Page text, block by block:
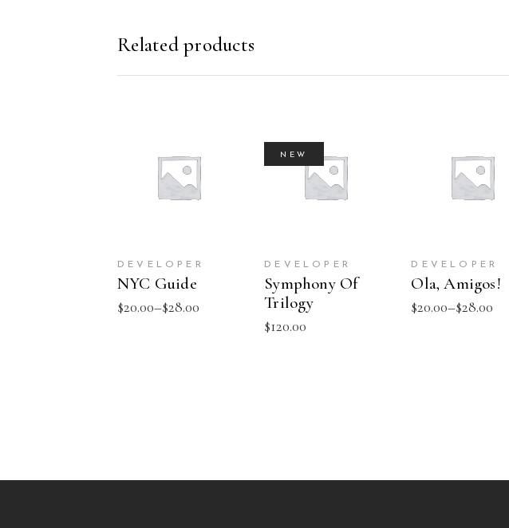
Related products
SELECT
OPTIONS
DEVELOPER
NYC Guide
$20.00–$28.00
NEW
ADD TO CART
DEVELOPER
Symphony Of
Trilogy
$120.00
SELECT
OPTIONS
DEVELOPER
Ola, Amigos!
$20.00–$28.00